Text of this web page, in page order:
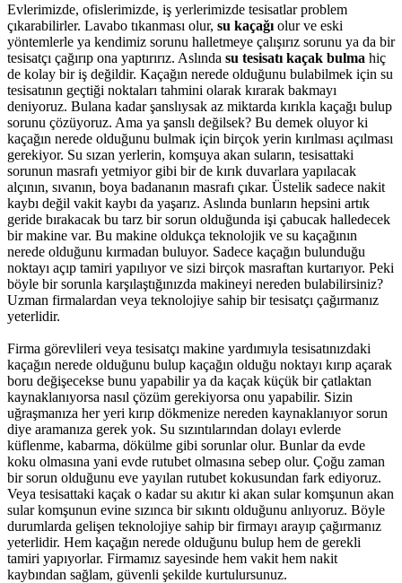
Evlerimizde, ofislerimizde, iş yerlerimizde tesisatlar problem
çıkarabilirler. Lavabo tıkanması olur, su kaçağı olur ve eski
yöntemlerle ya kendimiz sorunu halletmeye çalışırız sorunu ya da bir
tesisatçı çağırıp ona yaptırırız. Aslında su tesisatı kaçak bulma hiç
de kolay bir iş değildir. Kaçağın nerede olduğunu bulabilmek için su
tesisatının geçtiği noktaları tahmini olarak kırarak bakmayı
deniyoruz. Bulana kadar şanslıysak az miktarda kırıkla kaçağı bulup
sorunu çözüyoruz. Ama ya şanslı değilsek? Bu demek oluyor ki
kaçağın nerede olduğunu bulmak için birçok yerin kırılması açılması
gerekiyor. Su sızan yerlerin, komşuya akan suların, tesisattaki
sorunun masrafı yetmiyor gibi bir de kırık duvarlara yapılacak
alçının, sıvanın, boya badananın masrafı çıkar. Üstelik sadece nakit
kaybı değil vakit kaybı da yaşarız. Aslında bunların hepsini artık
geride bırakacak bu tarz bir sorun olduğunda işi çabucak halledecek
bir makine var. Bu makine oldukça teknolojik ve su kaçağının
nerede olduğunu kırmadan buluyor. Sadece kaçağın bulunduğu
noktayı açıp tamiri yapılıyor ve sizi birçok masraftan kurtarıyor. Peki
böyle bir sorunla karşılaştığınızda makineyi nereden bulabilirsiniz?
Uzman firmalardan veya teknolojiye sahip bir tesisatçı çağırmanız
yeterlidir.
Firma görevlileri veya tesisatçı makine yardımıyla tesisatınızdaki
kaçağın nerede olduğunu bulup kaçağın olduğu noktayı kırıp açarak
boru değişecekse bunu yapabilir ya da kaçak küçük bir çatlaktan
kaynaklanıyorsa nasıl çözüm gerekiyorsa onu yapabilir. Sizin
uğraşmanıza her yeri kırıp dökmenize nereden kaynaklanıyor sorun
diye aramanıza gerek yok. Su sızıntılarından dolayı evlerde
küflenme, kabarma, dökülme gibi sorunlar olur. Bunlar da evde
koku olmasına yani evde rutubet olmasına sebep olur. Çoğu zaman
bir sorun olduğunu eve yayılan rutubet kokusundan fark ediyoruz.
Veya tesisattaki kaçak o kadar su akıtır ki akan sular komşunun akan
sular komşunun evine sızınca bir sıkıntı olduğunu anlıyoruz. Böyle
durumlarda gelişen teknolojiye sahip bir firmayı arayıp çağırmanız
yeterlidir. Hem kaçağın nerede olduğunu bulup hem de gerekli
tamiri yapıyorlar. Firmamız sayesinde hem vakit hem nakit
kaybından sağlam, güvenli şekilde kurtulursunuz.